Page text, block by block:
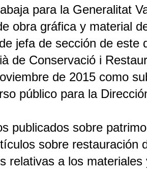
para la Generalitat
obra gráfica y material
jefa de sección de este
de Conservació i
de 2015 como
público para la
publicados sobre
sobre restauración
relativas a los